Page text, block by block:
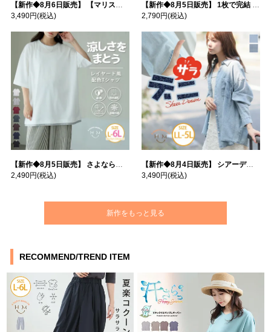
【新作◆8月6日販売】 【マリスポーツ】 運動初心者さんのための フード付き パーカー | 大きいサイズの通販ならハッピーマリリン
3,490円(税込)
【新作◆8月5日販売】 1枚で完結 袖口＆バック フハク使い トップス | 大きいサイズの通販ならハッピーマリリン
2,790円(税込)
【新作◆8月5日販売】 さよなら猛暑 涼しさを着る 遮熱 接触冷感 吸水・速乾 五分袖 コンフォートメッシュ 配色レイヤード 風ゆる Tシャツ | 大きいサイズの通販ならハッピーマリリン
2,490円(税込)
【新作◆8月4日販売】 シアーデニムで お洒落に肌隠し | 大きいサイズの通販ならハッピーマリリン
3,490円(税込)
新作をもっと見る
RECOMMEND/TREND ITEM